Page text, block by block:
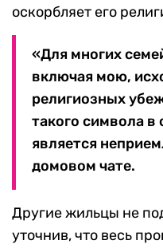
оскорбляет его
«Для многих
включая мою,
религиозных
такого символа
является
домовом чате.
Другие жильцы не
уточнив, что весь